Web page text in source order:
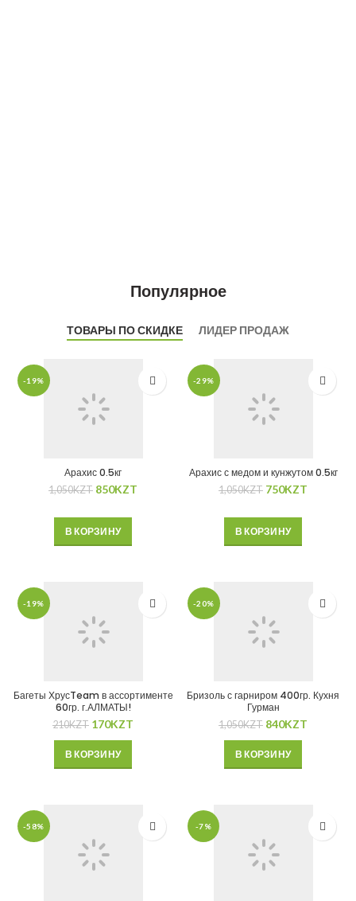
Популярное
ТОВАРЫ ПО СКИДКЕ ЛИДЕР ПРОДАЖ
-19%
Арахис 0.5кг
1,050KZT 850KZT
В КОРЗИНУ
-29%
Арахис с медом и кунжутом 0.5кг
1,050KZT 750KZT
В КОРЗИНУ
-19%
Багеты ХрусTeam в ассортименте
60гр. г.АЛМАТЫ!
210KZT 170KZT
В КОРЗИНУ
-20%
Бризоль с гарниром 400гр. Кухня
Гурман
1,050KZT 840KZT
В КОРЗИНУ
-58% -7%